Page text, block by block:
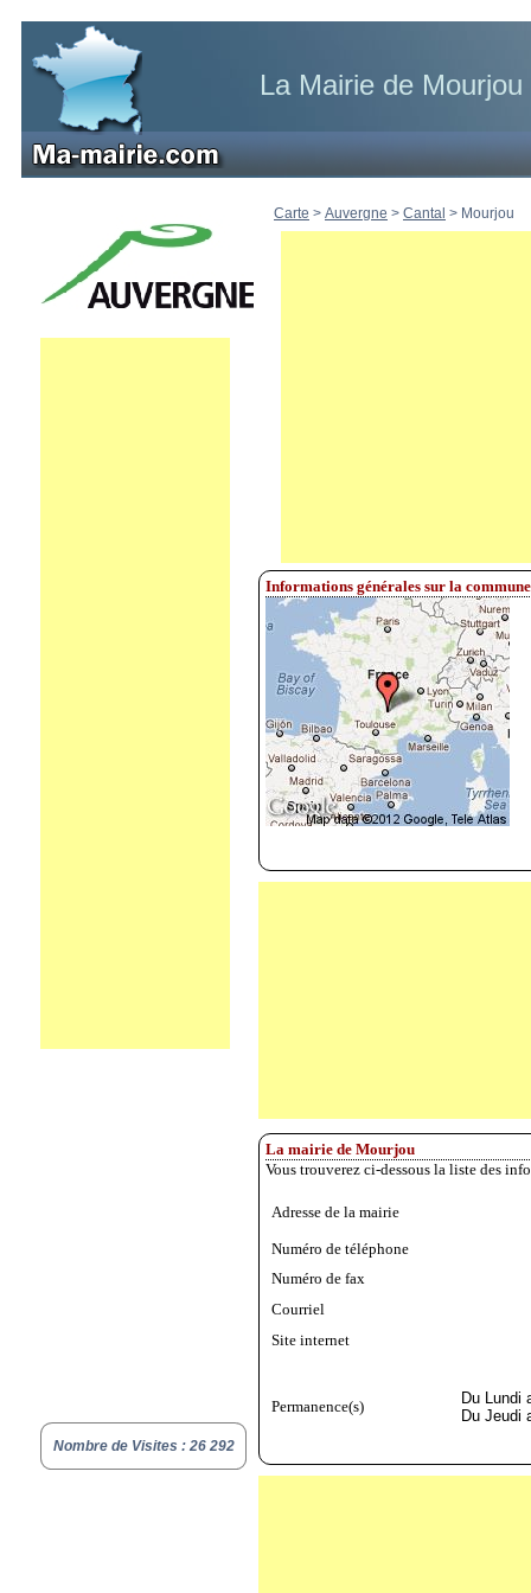
La Mairie de Mourjou
Nombre de Visites : 26 292
Carte > Auvergne > Cantal > Mourjou
Informations générales sur la
La mairie de Mourjou
Vous trouverez ci-dessous la liste des
Adresse de la mairie
Numéro de téléphone
Numéro de fax
Courriel
Site internet
Permanence(s)
Du Lundi
Du Jeudi